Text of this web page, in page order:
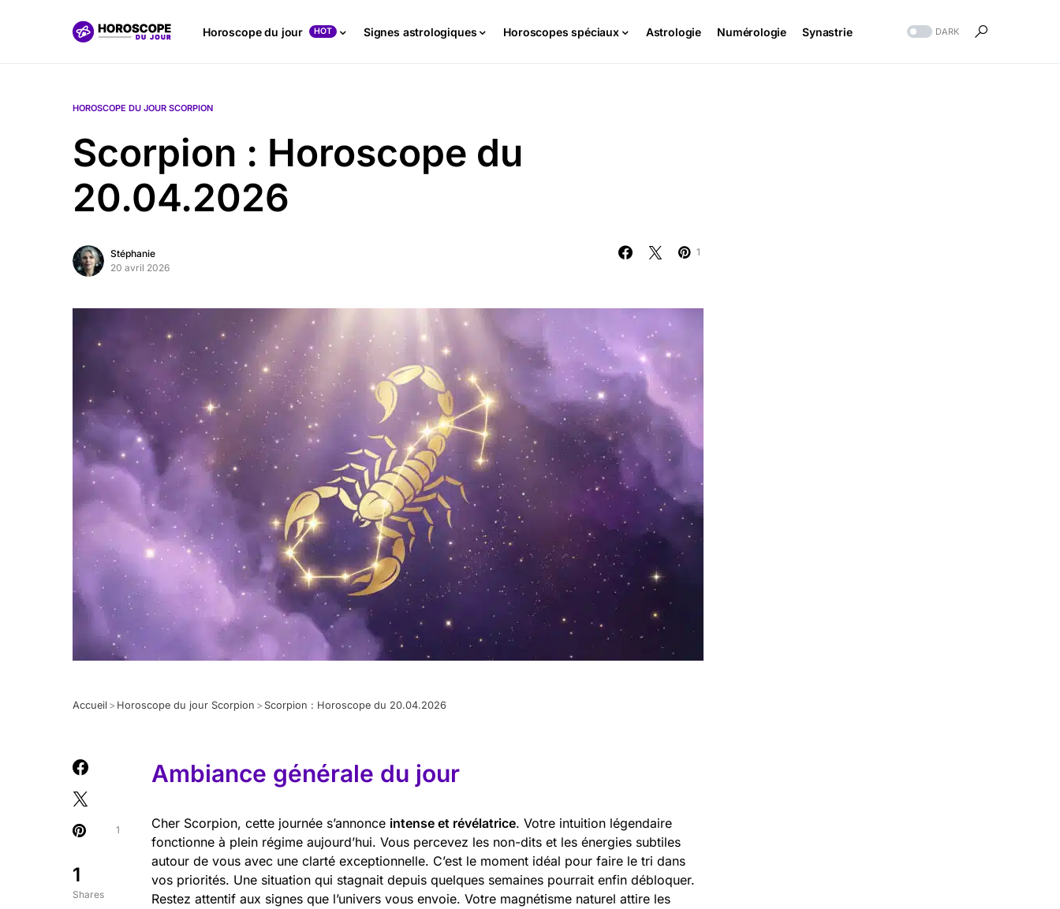
Horoscope du jour HOT Signes astrologiques Horoscopes spéciaux Astrologie Numérologie Synastrie DARK
HOROSCOPE DU JOUR SCORPION
Scorpion : Horoscope du
20.04.2026
Stéphanie
20 avril 2026
1
Accueil > Horoscope du jour Scorpion > Scorpion : Horoscope du 20.04.2026
1
Shares
1
Ambiance générale du jour
Cher Scorpion, cette journée s’annonce intense et révélatrice. Votre intuition légendaire
fonctionne à plein régime aujourd’hui. Vous percevez les non-dits et les énergies subtiles
autour de vous avec une clarté exceptionnelle. C’est le moment idéal pour faire le tri dans
vos priorités. Une situation qui stagnait depuis quelques semaines pourrait enfin débloquer.
Restez attentif aux signes que l’univers vous envoie. Votre magnétisme naturel attire les